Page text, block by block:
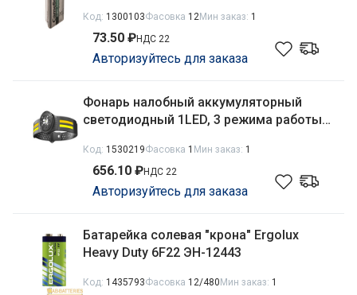
Код: 1300103Фасовка 12Мин заказ: 1
73.50 ₽НДС 22
Авторизуйтесь для заказа
Фонарь налобный аккумуляторный
светодиодный 1LED, 3 режима работы,
Код: 1530219Фасовка 1 Мин заказ: 1
656.10 ₽НДС 22
Авторизуйтесь для заказа
Батарейка солевая "крона" Ergolux
Heavy Duty 6F22 ЭН-12443
Код: 1435793Фасовка 12/480 Мин заказ: 1